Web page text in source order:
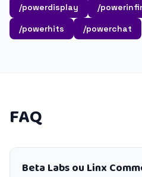
/powerdisplay /
/powerhits
/powerchat
FAQ
Beta Labs ou Linx